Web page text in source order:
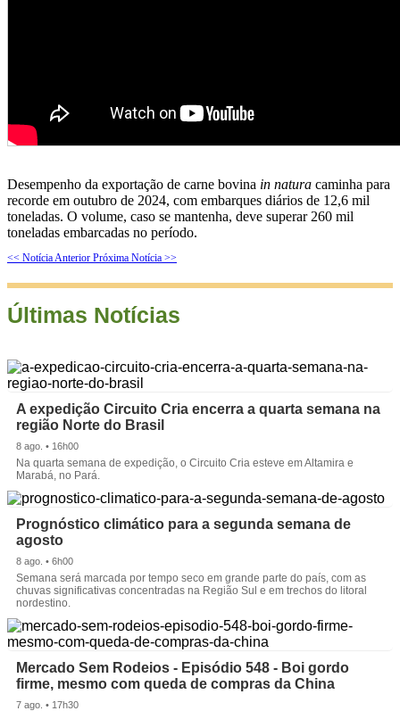
Desempenho da exportação de carne bovina in natura caminha para
recorde em outubro de 2024, com embarques diários de 12,6 mil
toneladas. O volume, caso se mantenha, deve superar 260 mil
toneladas embarcadas no período.
<< Notícia Anterior Próxima Notícia >>
Últimas Notícias
A expedição Circuito Cria encerra a quarta semana na
região Norte do Brasil
8 ago. • 16h00
Na quarta semana de expedição, o Circuito Cria esteve em Altamira e
Marabá, no Pará.
Prognóstico climático para a segunda semana de
agosto
8 ago. • 6h00
Semana será marcada por tempo seco em grande parte do país, com as
chuvas significativas concentradas na Região Sul e em trechos do litoral
nordestino.
Mercado Sem Rodeios - Episódio 548 - Boi gordo
firme, mesmo com queda de compras da China
7 ago. • 17h30